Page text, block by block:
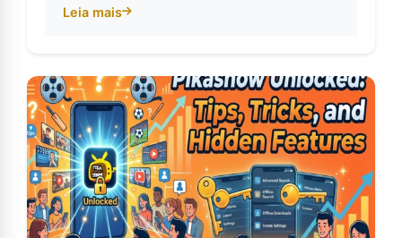
Leia mais
about Explorando o Mundo do Pikashow: Uma